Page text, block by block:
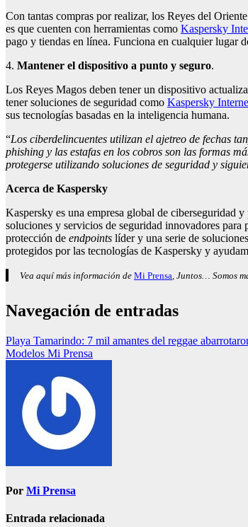
Con tantas compras por realizar, los Reyes del
es que cuenten con herramientas como Kaspersky
pago y tiendas en línea. Funciona en cualquier lugar
4. Mantener el dispositivo a punto y seguro.
Los Reyes Magos deben tener un dispositivo
tener soluciones de seguridad como Kaspersky
sus tecnologías basadas en la inteligencia humana.
“Los ciberdelincuentes utilizan el ajetreo de fechas tan
phishing y las estafas en los cobros son las formas
protegerse utilizando soluciones de seguridad y
Acerca de Kaspersky
Kaspersky es una empresa global de ciberseguridad
soluciones y servicios de seguridad innovadores
protección de endpoints líder y una serie de
protegidos por las tecnologías de Kaspersky y
Vea aquí más información de Mi Prensa, Juntos… Somos
Navegación de entradas
Playa Tamarindo: 7 mil amantes del reggae
Modelos Mi Prensa
Por Mi Prensa
Entrada relacionada